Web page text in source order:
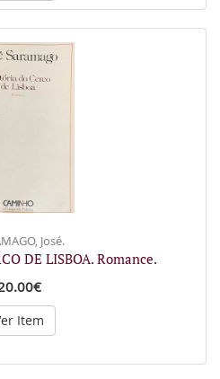
José.
DE LISBOA. Romance.
Item